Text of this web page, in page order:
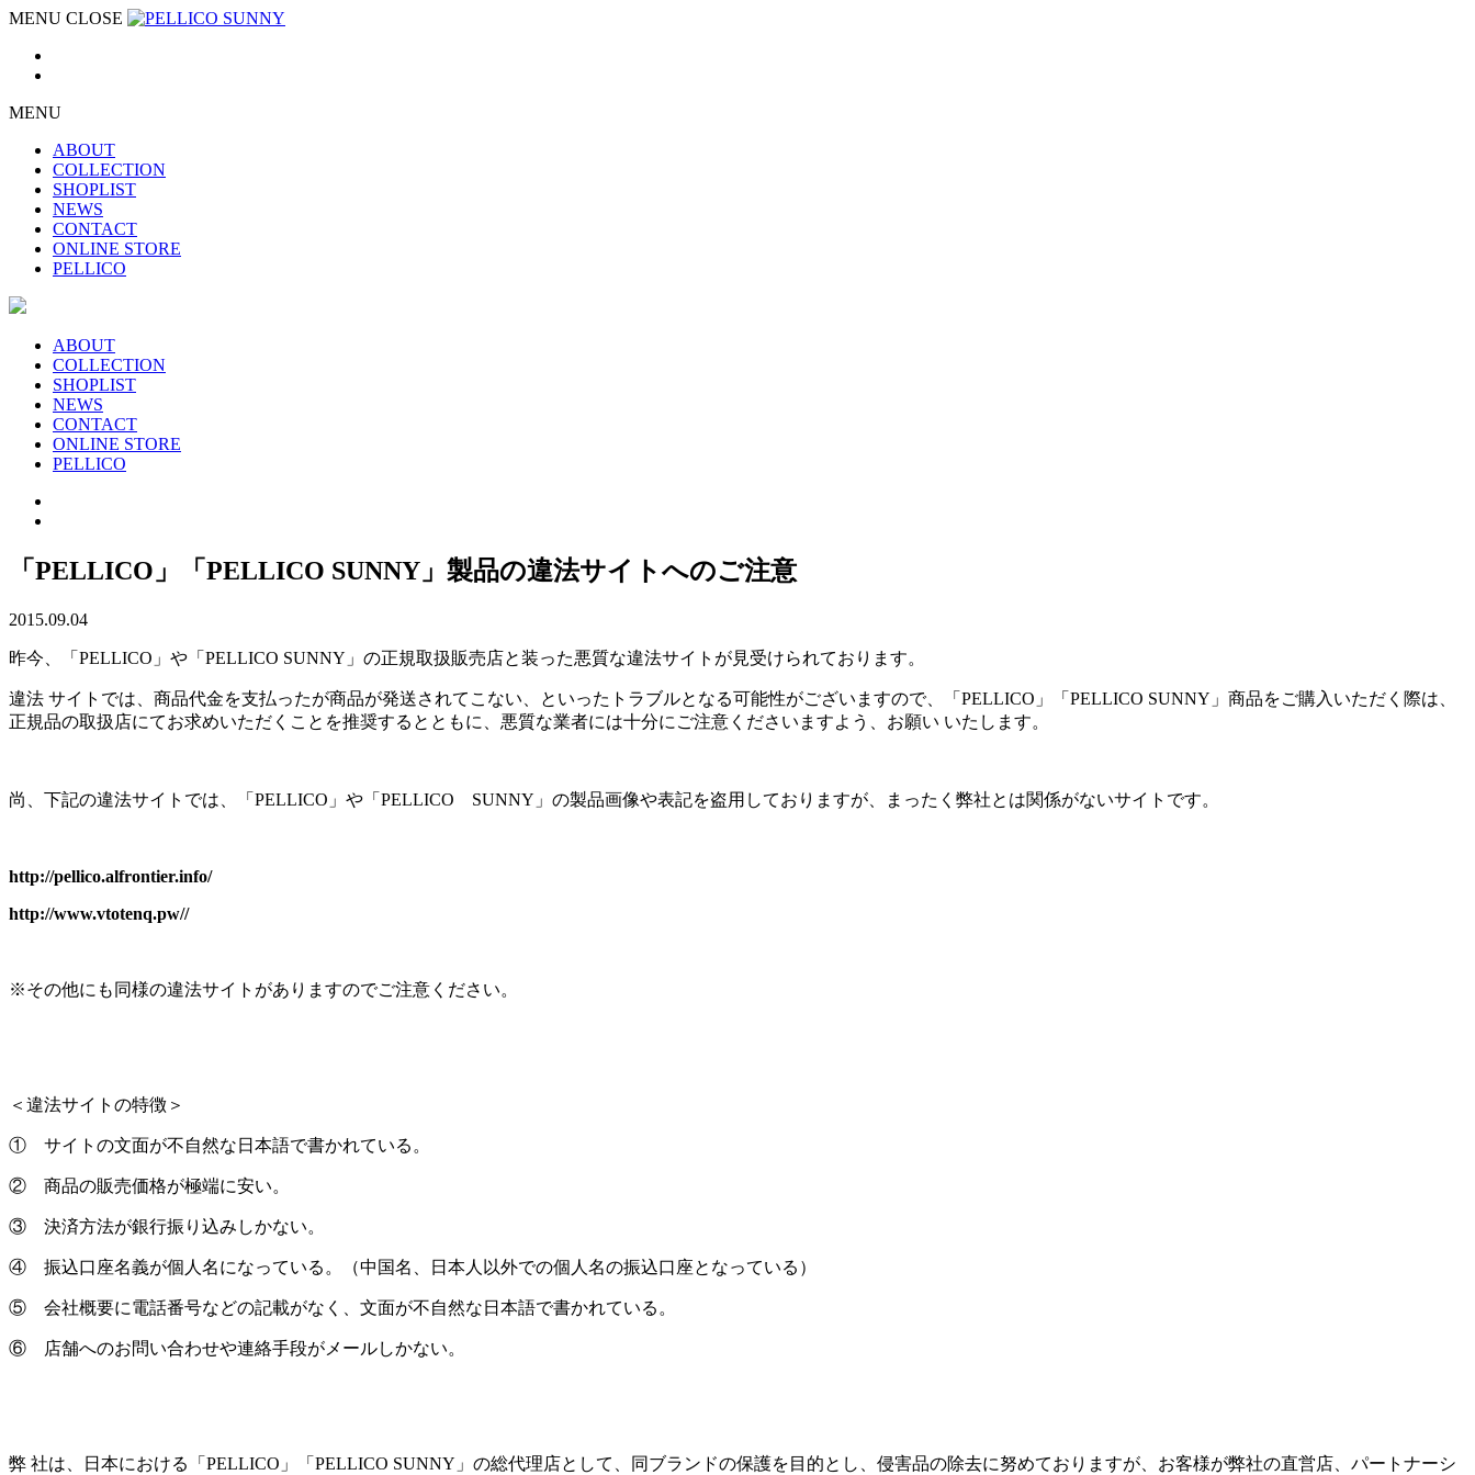
MENU CLOSE
MENU
ABOUT
COLLECTION
SHOPLIST
NEWS
CONTACT
ONLINE STORE
PELLICO
ABOUT
COLLECTION
SHOPLIST
NEWS
CONTACT
ONLINE STORE
PELLICO
「PELLICO」「PELLICO SUNNY」製品の違法サイトへのご注意
2015.09.04
昨今、「PELLICO」や「PELLICO SUNNY」の正規取扱販売店と装った悪質な違法サイトが見受けられております。
違法 サイトでは、商品代金を支払ったが商品が発送されてこない、といったトラブルとなる可能性がございますので、「PELLICO」「PELLICO SUNNY」商品をご購入いただく際は、
正規品の取扱店にてお求めいただくことを推奨するとともに、悪質な業者には十分にご注意くださいますよう、お願い いたします。
尚、下記の違法サイトでは、「PELLICO」や「PELLICO SUNNY」の製品画像や表記を盗用しておりますが、まったく弊社とは関係がないサイトです。
http://pellico.alfrontier.info/
http://www.vtotenq.pw//
※その他にも同様の違法サイトがありますのでご注意ください。
＜違法サイトの特徴＞
① サイトの文面が不自然な日本語で書かれている。
② 商品の販売価格が極端に安い。
③ 決済方法が銀行振り込みしかない。
④ 振込口座名義が個人名になっている。（中国名、日本人以外での個人名の振込口座となっている）
⑤ 会社概要に電話番号などの記載がなく、文面が不自然な日本語で書かれている。
⑥ 店舗へのお問い合わせや連絡手段がメールしかない。
弊 社は、日本における「PELLICO」「PELLICO SUNNY」の総代理店として、同ブランドの保護を目的とし、侵害品の除去に努めておりますが、お客様が弊社の直営店、パートナーシ